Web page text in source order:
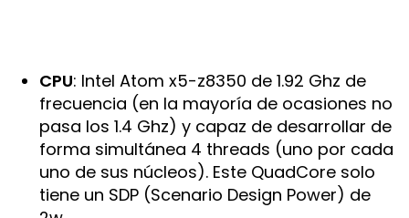
CPU: Intel Atom x5-z8350 de 1.92 Ghz de
frecuencia (en la mayoría de ocasiones no
pasa los 1.4 Ghz) y capaz de desarrollar de
forma simultánea 4 threads (uno por cada
uno de sus núcleos). Este QuadCore solo
tiene un SDP (Scenario Design Power) de